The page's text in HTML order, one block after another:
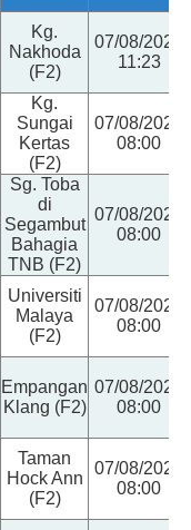
Kg.
Nakhoda
(F2)
07/08/2026
11:23
Kg.
Sungai
Kertas
(F2)
07/08/2026
08:00
Sg. Toba
di
Segambut
Bahagia
TNB (F2)
07/08/2026
08:00
Universiti
Malaya
(F2)
07/08/2026
08:00
Empangan
Klang (F2)
07/08/2026
08:00
Taman
Hock Ann
(F2)
07/08/2026
08:00